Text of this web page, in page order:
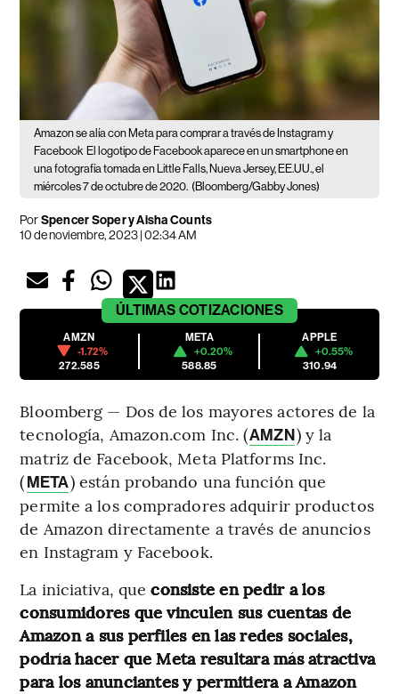
Amazon se alía con Meta para comprar a través de Instagram y
Facebook El logotipo de Facebook aparece en un smartphone en
una fotografía tomada en Little Falls, Nueva Jersey, EE.UU., el
miércoles 7 de octubre de 2020. (Bloomberg/Gabby Jones)
PorSpencer Soper y Aisha Counts
10 de noviembre, 2023 | 02:34 AM
ÚLTIMAS COTIZACIONES
AMZN
-1.72%
272.585
META
+0.20%
588.85
APPLE
+0.55%
310.94
Bloomberg — Dos de los mayores actores de la
tecnología, Amazon.com Inc. (AMZN) y la
matriz de Facebook, Meta Platforms Inc.
(META) están probando una función que
permite a los compradores adquirir productos
de Amazon directamente a través de anuncios
en Instagram y Facebook.
La iniciativa, queconsiste en pedir a los
consumidores que vinculen sus cuentas de
Amazon a sus perfiles en las redes sociales,
podría hacer que Meta resultara más atractiva
para los anunciantes y permitiera a Amazon